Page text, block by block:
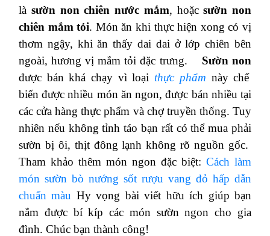
là sườn non chiên nước mắm, hoặcsườn non
chiên mắm tỏi. Món ăn khi thực hiện xong có vị
thơm ngậy, khi ăn thấy dai dai ở lớp chiên bên
ngoài, hương vị mắm tỏi đặc trưng. Sườn non
được bán khá chạy vì loại thực phẩm này chế
biến được nhiều món ăn ngon, được bán nhiều tại
các cửa hàng thực phẩm và chợ truyền thống. Tuy
nhiên nếu không tỉnh táo bạn rất có thể mua phải
sườn bị ôi, thịt đông lạnh không rõ nguồn gốc.
Tham khảo thêm món ngon đặc biệt: Cách làm
món sườn bò nướng sốt rượu vang đỏ hấp dẫn
chuẩn màu Hy vọng bài viết hữu ích giúp bạn
nắm được bí kíp các món sườn ngon cho gia
đình. Chúc bạn thành công!